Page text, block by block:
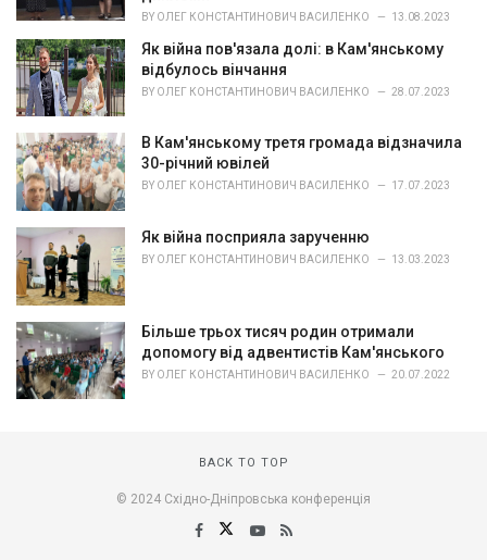
BY ОЛЕГ КОНСТАНТИНОВИЧ ВАСИЛЕНКО 13.08.2023
Як війна пов'язала долі: в Кам'янському
відбулось вінчання
BY ОЛЕГ КОНСТАНТИНОВИЧ ВАСИЛЕНКО 28.07.2023
В Кам'янському третя громада відзначила
30-річний ювілей
BY ОЛЕГ КОНСТАНТИНОВИЧ ВАСИЛЕНКО 17.07.2023
Як війна посприяла зарученню
BY ОЛЕГ КОНСТАНТИНОВИЧ ВАСИЛЕНКО 13.03.2023
Більше трьох тисяч родин отримали
допомогу від адвентистів Кам'янського
BY ОЛЕГ КОНСТАНТИНОВИЧ ВАСИЛЕНКО 20.07.2022
BACK TO TOP
© 2024 Східно-Дніпровська конференція